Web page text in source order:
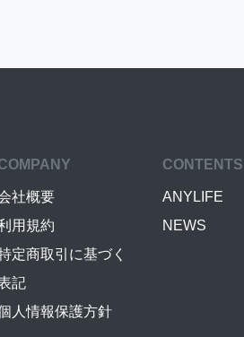
社概要
用規約
定商取引に基づく
記
人情報保護方針
CONTENTS
ANYLIFE
NEWS